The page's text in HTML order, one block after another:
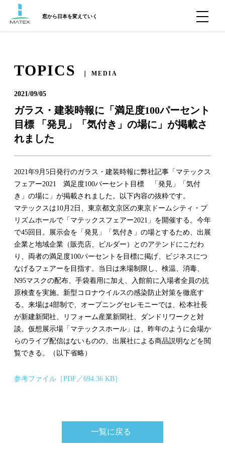
窓から日本を変えていく
TOPICS ｜ MEDIA
2021/09/05
ガラス・建装時報に「満足度100パーセント
目標 「発見」「気付き」の場に」が掲載さ
れました
2021年9月5日発行のガラス・建装時報に弊社記事「マテックス
フェアー2021 満足度100パーセント目標 「発見」「気付
き」の場に」が掲載されました。以下内容の抜粋です。
マテックスは10月2日、東京都文京区の東京ドームシティ・プ
リズムホールで「マテックスフェアー2021」を開催する。今年
で45回目。展示会を「発見」「気付き」の場とするため、出展
企業と地域企業（販売店、ビルダー）とのアテンドにこだわ
り、両者の満足度100パーセントを目標に掲げ、ビジネスにつ
なげるフェアーを目指す。当日は来場制限し、検温、消毒、
N95マスクの配布、手袋着用に加え、入館前に入場者全員の抗
原検査を実施。新型コロナウイルスの感染防止対策を徹底す
る。来場は4部制で、オープニングセレモニーでは、松本社長
が新建新聞社、リフォーム産業新聞社、ダンドリワークと対
談。仮想展示場「マテックスホール」は、昨年のように会場か
らのライブ配信はないものの、出展社による商品説明などを閲
覧できる。（以下省略）
参考ファイル［PDF／694.36 KB］
一覧に戻る